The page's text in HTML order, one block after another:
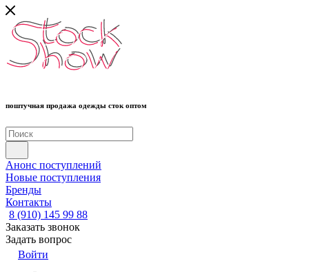
поштучная продажа одежды сток оптом
Анонс поступлений
Новые поступления
Бренды
Контакты
8 (910) 145 99 88
Заказать звонок
Задать вопрос
Войти